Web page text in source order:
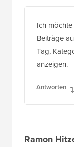
Ich
Beiträge
Tag,
anzeigen.
Antworten
Ramon